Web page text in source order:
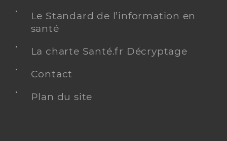
Le Standard de l’information en
santé
La charte Santé.fr Décryptage
Contact
Plan du site